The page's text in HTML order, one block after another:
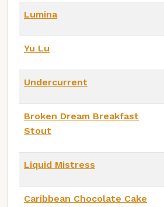
Lumina
Yu Lu
Undercurrent
Broken Dream Breakfast
Stout
Liquid Mistress
Caribbean Chocolate Cake